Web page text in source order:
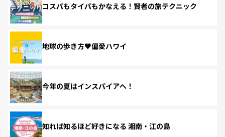
コスパもタイパもかなえる！賢者の旅テクニック
地球の歩き方♥偏愛ハワイ
今年の夏はインスパイアへ！
知れば知るほど好きになる 湘南・江の島